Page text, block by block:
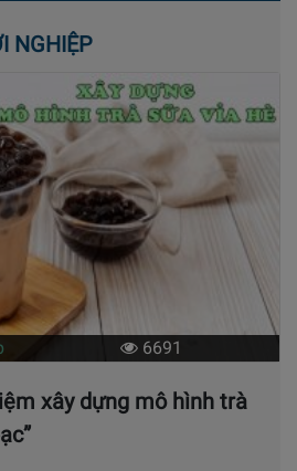
NGHIỆP
6691
xây dựng mô hình trà